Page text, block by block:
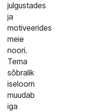
julgustades
ja
motiveerides
meie
noori.
Tema
sõbralik
iseloom
muudab
iga